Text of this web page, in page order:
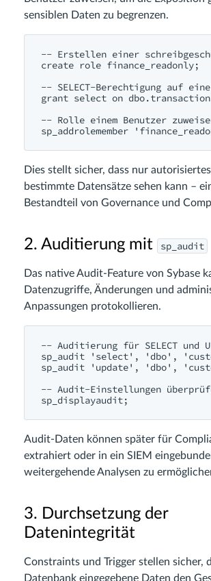
sensiblen Daten zu begrenzen.
-- Erstellen einer
create role finance_readonly;
-- SELECT-Berechtigung auf
grant select on
-- Rolle einem Benutzer
Dies stellt sicher, dass nur autorisiertes
bestimmte Datensätze sehen kann –
Bestandteil von Governance und
2. Auditierung mit sp_audit
Das native Audit-Feature von Sybase
Datenzugriffe, Änderungen und
Anpassungen protokollieren.
-- Auditierung für SELECT und
sp_audit 'select', 'dbo',
sp_audit 'update', 'dbo',
-- Audit-Einstellungen
Audit-Daten können später für
extrahiert oder in ein SIEM
weitergehende Analysen zu
3. Durchsetzung der
Datenintegrität
Constraints und Trigger stellen sicher,
Datenbank eingegebene Daten den